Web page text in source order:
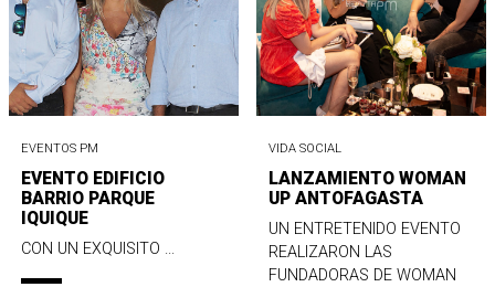
EVENTOS PM
EVENTO EDIFICIO
BARRIO PARQUE
IQUIQUE
CON UN EXQUISITO ...
VIDA SOCIAL
LANZAMIENTO WOMAN
UP ANTOFAGASTA
UN ENTRETENIDO EVENTO
REALIZARON LAS
FUNDADORAS DE WOMAN